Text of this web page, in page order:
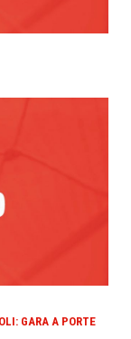
GARA A PORTE